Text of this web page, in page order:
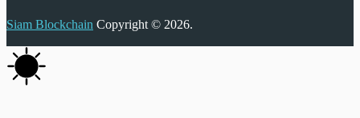
Siam Blockchain Copyright © 2026.